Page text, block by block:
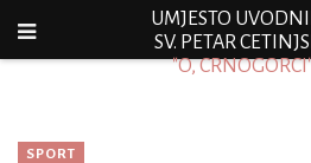
UMJESTO
SV. PETAR
"O,
SPORT